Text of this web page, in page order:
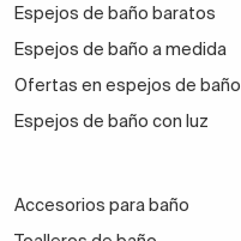
Espejos de baño baratos
Espejos de baño a medida
Ofertas en espejos de baño
Espejos de baño con luz
Accesorios para baño